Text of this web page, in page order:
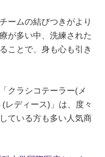
ームの結びつきがより
が多い中、洗練された
ことで、身も心も引き
クラシコテーラー(メ
レディース)」は、度々
ている方も多い人気商